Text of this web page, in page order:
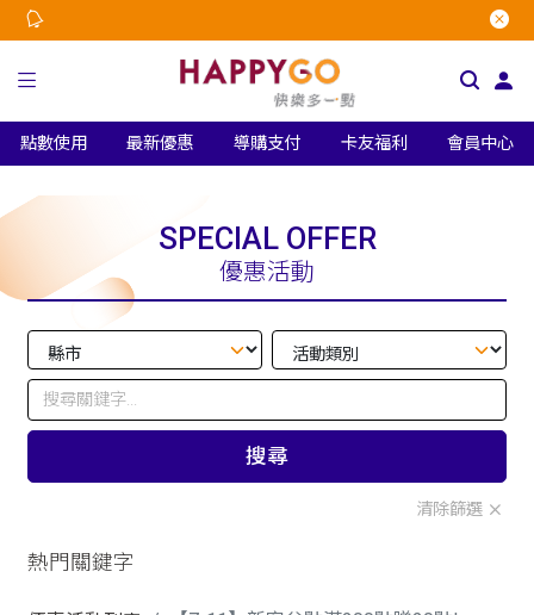
點數使用 最新優惠 導購支付 卡友福利 會員中心
SPECIAL OFFER
優惠活動
搜尋
清除篩選
熱門關鍵字